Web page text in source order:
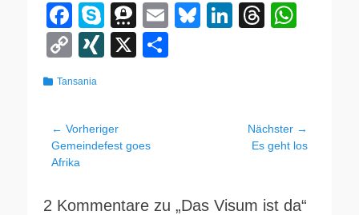
F
a
c
e
b
o
o
S
ky
p
T
hr
e
a
E
Bl
Li
dI
T
d
s
p
C
y
Li
n
k
XI
X
Kategorien
Tansania
Beitragsnavigation
← Vorheriger
Vorheriger
Beitrag:
Gemeindefest goes
Afrika
Nächster →
Es geht los
2 Kommentare zu „Das Visum ist da“